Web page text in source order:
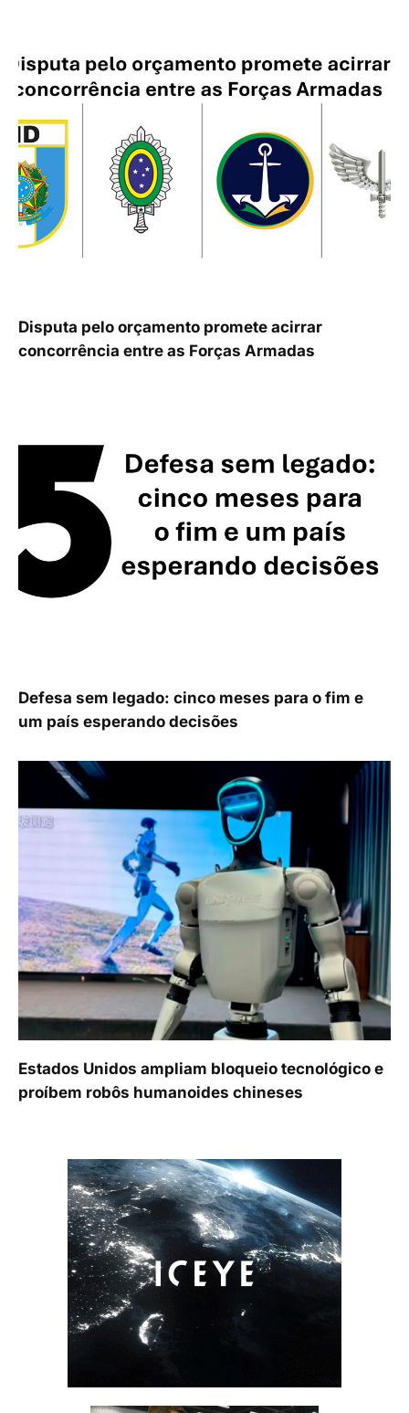
Disputa pelo orçamento promete acirrar
concorrência entre as Forças Armadas
Defesa sem legado: cinco meses para o fim e
um país esperando decisões
Estados Unidos ampliam bloqueio tecnológico e
proíbem robôs humanoides chineses